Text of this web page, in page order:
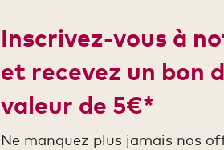
Inscrivez-vous à
et recevez un bon
valeur de 5€*
Ne manquez plus jamais nos